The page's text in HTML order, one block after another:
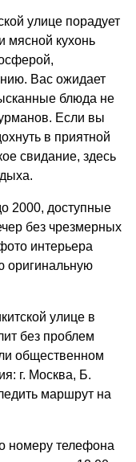
улице порадует
мясной кухонь
Вас ожидает
блюда не
Если вы
в приятной
свидание, здесь
2000, доступные
без чрезмерных
интерьера
оригинальную
улице в
без проблем
общественном
г. Москва, Б.
маршрут на
номеру телефона